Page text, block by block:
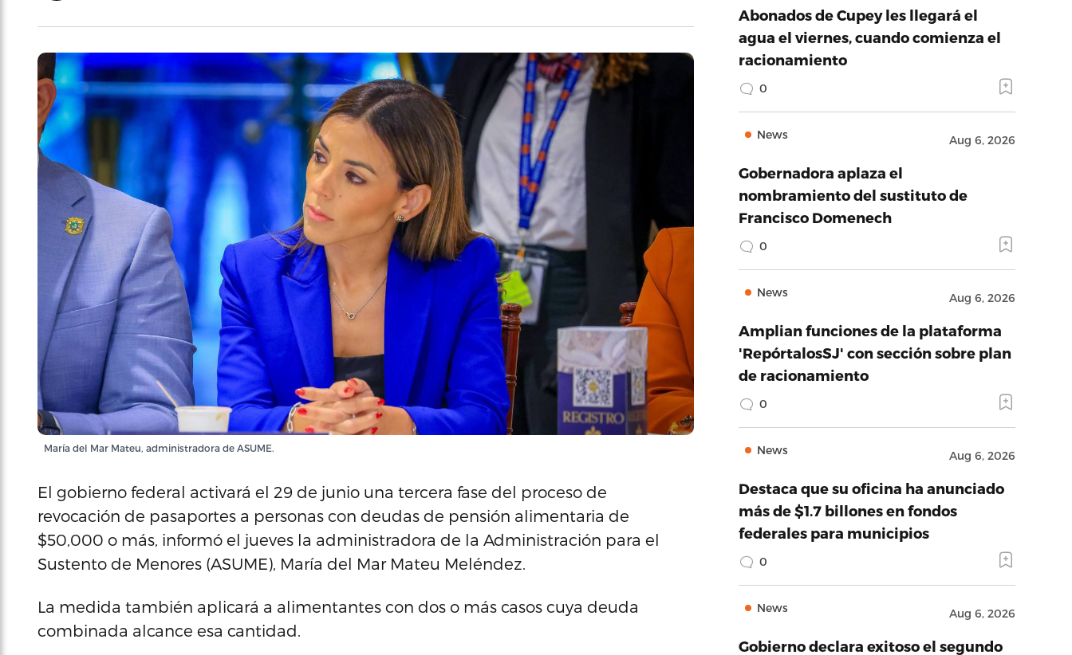
María del Mar Mateu, administradora de ASUME.
El gobierno federal activará el 29 de junio una tercera fase del proceso de
revocación de pasaportes a personas con deudas de pensión alimentaria de
$50,000 o más, informó el jueves la administradora de la Administración para el
Sustento de Menores (ASUME), María del Mar Mateu Meléndez.
La medida también aplicará a alimentantes con dos o más casos cuya deuda
combinada alcance esa cantidad.
Abonados de Cupey les llegará el
agua el viernes, cuando comienza el
racionamiento
0
News Aug 6, 2026
Gobernadora aplaza el
nombramiento del sustituto de
Francisco Domenech
0
News Aug 6, 2026
Amplian funciones de la plataforma
'RepórtalosSJ' con sección sobre plan
de racionamiento
0
News Aug 6, 2026
Destaca que su oficina ha anunciado
más de $1.7 billones en fondos
federales para municipios
0
News Aug 6, 2026
Gobierno declara exitoso el segundo